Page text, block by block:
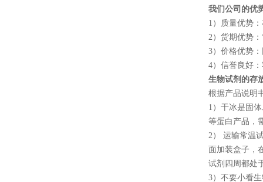
我们公司的优
1 ）质量优势
2）货期优势
3）价格优势
4）信誉良好
生物试剂的存
根据产品说明
1 ）干冰是固
等蛋白产品，
2） 运输常温
面加装盒子，
试剂四周都处
3）不要小看